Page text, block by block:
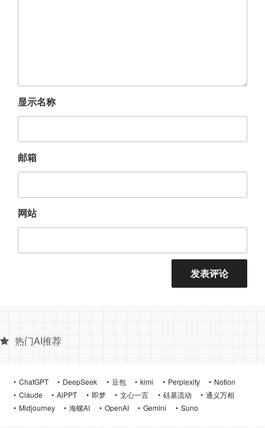
显示名称
邮箱
网站
热门AI推荐
ChatGPT DeepSeek 豆包 kimi Perplexity
Notion
Claude
AiPPT 即梦 文心一言 硅基流动
通义万相
Midjourney
海螺AI OpenAI Gemini Suno